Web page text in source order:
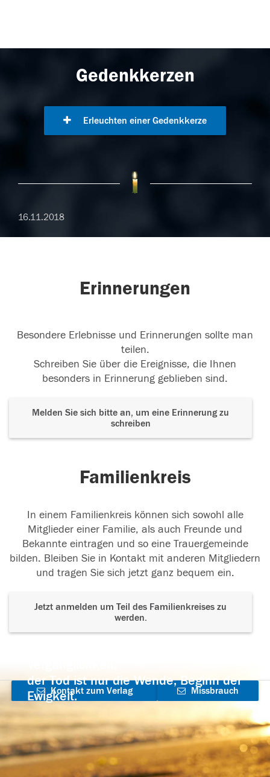
Gedenkkerzen
Erleuchten einer Gedenkkerze
16.11.2018
Erinnerungen
Besondere Erlebnisse und Erinnerungen sollte man
teilen.
Schreiben Sie über die Ereignisse, die Ihnen
besonders in Erinnerung geblieben sind.
Melden Sie sich bitte an, um eine Erinnerung zu
schreiben
Familienkreis
In einem Familienkreis können sich sowohl alle
Mitglieder einer Familie, als auch Freunde und
Bekannte eintragen und so eine Trauergemeinde
bilden. Bleiben Sie in Kontakt mit anderen Mitgliedern
und tragen Sie sich jetzt ganz bequem ein.
Jetzt anmelden um Teil des Familienkreises zu
werden.
der Tod ist nur die Wende, Beginn der
Ewigkeit.
Kontakt zum Verlag
aufnehmen
Missbrauch